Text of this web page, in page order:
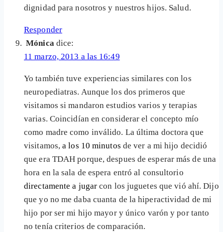
dignidad para nosotros y nuestros hijos. Salud.
Responder
Mónica dice:
11 marzo, 2013 a las 16:49
Yo también tuve experiencias similares con los
neuropediatras. Aunque los dos primeros que
visitamos si mandaron estudios varios y terapias
varias. Coincidían en considerar el concepto mío
como madre como inválido. La última doctora que
visitamos,a los 10 minutos de ver a mi hijo decidió
que era TDAH porque, despues de esperar más de una
hora en la sala de espera entró al consultorio
directamente a jugarcon los juguetes que vió ahí. Dijo
que yo no me daba cuanta de la hiperactividad de mi
hijo por ser mi hijo mayor y único varón y por tanto
no tenía criterios de comparación.